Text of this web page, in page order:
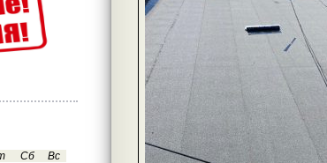
Сб
Вс